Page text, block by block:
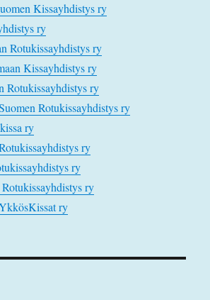
Kissayhdistys ry
ry
Rotukissayhdistys ry
Kissayhdistys ry
Rotukissayhdistys ry
Rotukissayhdistys ry
ry
ry
ry
ry
ry